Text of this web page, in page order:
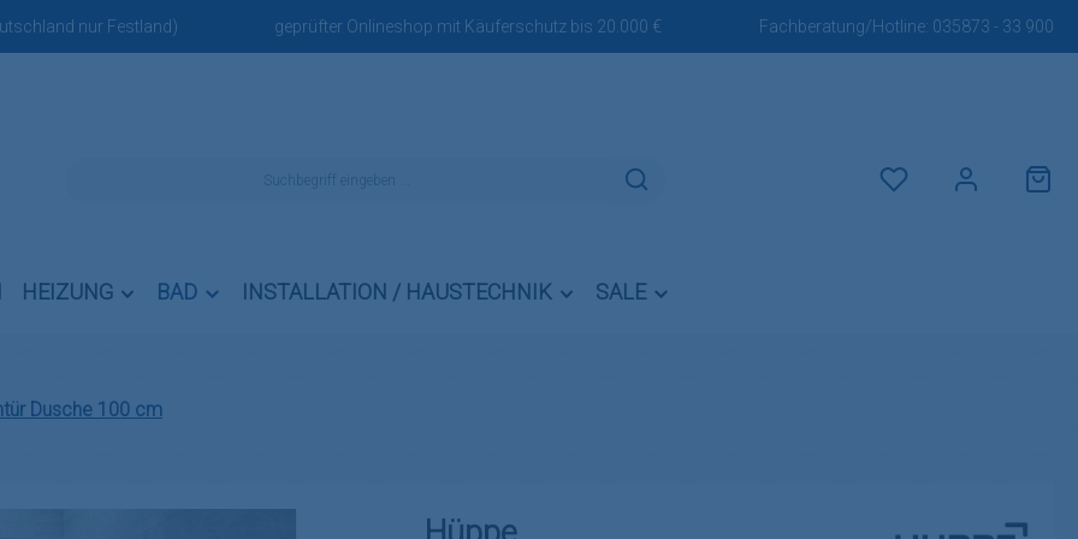
nur Festland) geprüfter Onlineshop mit Käuferschutz bis 20.000 € Fachberatung/Hotline: 035873 - 33 900
HEIZUNG BAD INSTALLATION / HAUSTECHNIK SALE
Dusche 100 cm